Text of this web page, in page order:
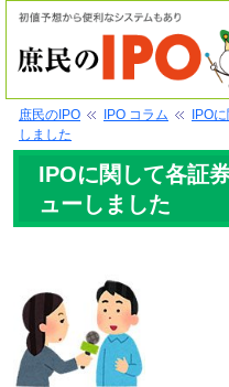
庶民のIPO IPO コラム
IPO
しました
IPOに関して各証
ューしました